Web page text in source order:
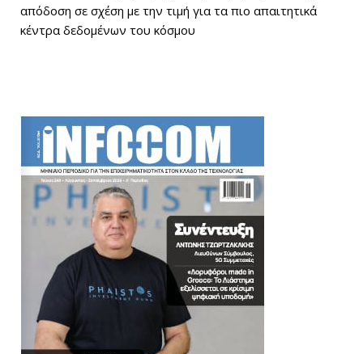
απόδοση σε σχέση με την τιμή για τα πιο απαιτητικά
κέντρα δεδομένων του κόσμου